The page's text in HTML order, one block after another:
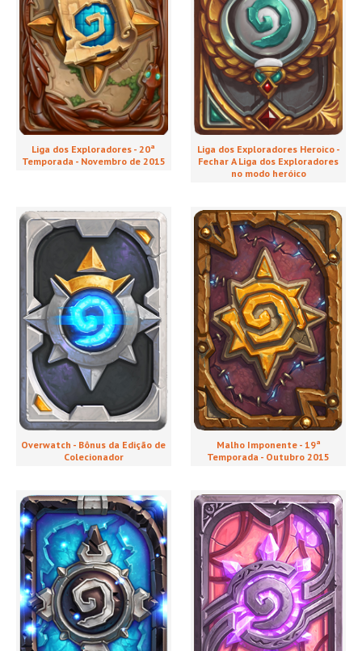
Liga dos Exploradores - 20ª
Temporada - Novembro de 2015
Liga dos Exploradores Heroico -
Fechar A Liga dos Exploradores
no modo heróico
Overwatch - Bônus da Edição de
Colecionador
Malho Imponente - 19ª
Temporada - Outubro 2015